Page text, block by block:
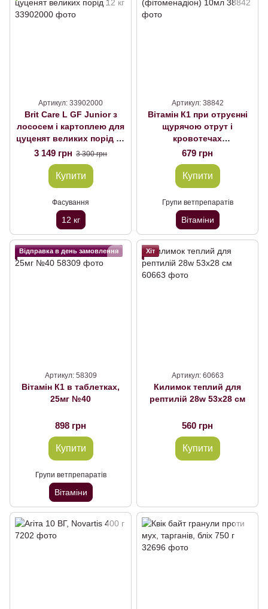
Артикул: 33902000
Brit Care L GF Junior з
лососем і картоплею для
цуценят великих порід 12
кг
3 149 грн 3 300 грн
Купити
Фасування
12 кг
Артикул: 38842
Вітамін К1 при отруєнні
щурячою отрут і
кровотечах
(фітоменадіон) 10мл
679 грн
Купити
Групи ветпрепаратів
Вітаміни
Відправка в день замовлення
Артикул: 58309
Вітамін К1 в таблетках,
25мг №40
898 грн
Купити
Групи ветпрепаратів
Вітаміни
Хіт
Артикул: 60663
Килимок теплий для
рептилій 28w 53х28 см
560 грн
Купити